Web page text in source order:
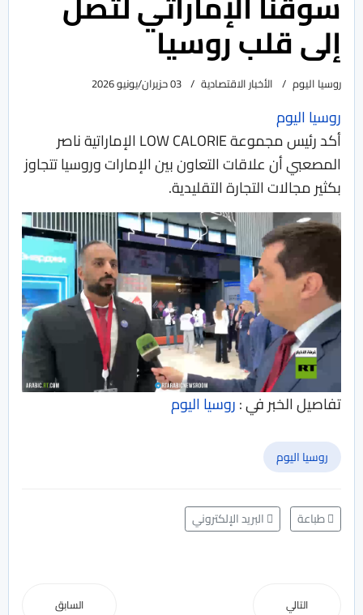
إلى قلب روسيا
روسيا اليوم الأخبار الاقتصادية 03 حزيران/يونيو 2026
روسيا اليوم
أكد رئيس مجموعة LOW CALORIE الإماراتية ناصر
المصعبي أن علاقات التعاون بين الإمارات وروسيا تتجاوز
بكثير مجالات التجارة التقليدية.
تفاصيل الخبر في :روسيا اليوم
روسيا اليوم
طباعة البريد الإلكتروني
السابق التالي